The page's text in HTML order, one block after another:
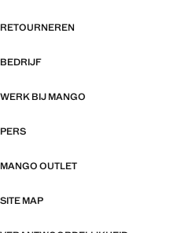
RETOURNEREN
BEDRIJF
WERK BIJ MANGO
PERS
MANGO OUTLET
SITE MAP